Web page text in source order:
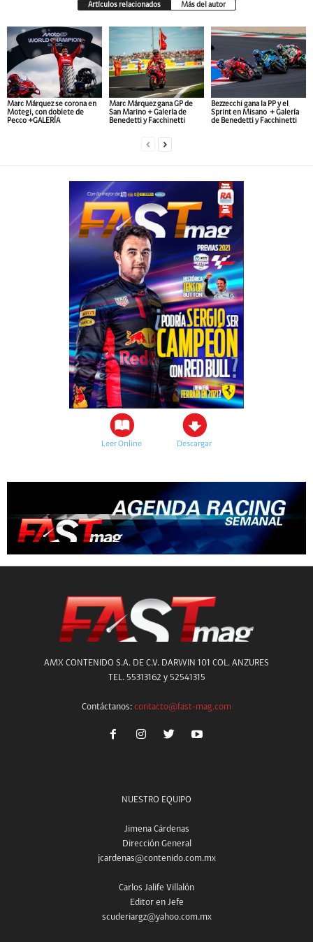
Artículos relacionados Más del autor
Marc Márquez se corona en
Motegi, con doblete de
Pecco +GALERÍA
Marc Márquez gana GP de
San Marino + Galería de
Benedetti y Facchinetti
Bezzecchi gana la PP y el
Sprint en Misano + Galería
de Benedetti y Facchinetti
Leer Online Descargar
AMX CONTENIDO S.A. DE C.V. DARWIN 101 COL. ANZURES
TEL. 55313162 y 52541315
Contáctanos: contacto@fast-mag.com
NUESTRO EQUIPO
Jimena Cárdenas
Dirección General
jcardenas@contenido.com.mx
Carlos Jalife Villalón
Editor en Jefe
scuderiargz@yahoo.com.mx